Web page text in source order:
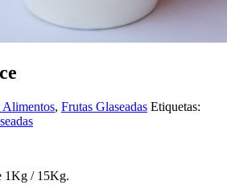
Alimentos, Frutas Glaseadas Etiquetas:
1Kg / 15Kg.